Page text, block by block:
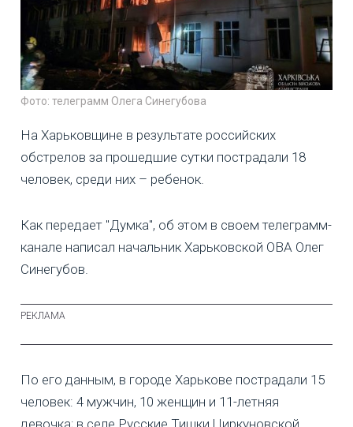
Фото: телеграмм Олега Синегубова
На Харьковщине в результате российских
обстрелов за прошедшие сутки пострадали 18
человек, среди них – ребенок.
Как передает "Думка", об этом в своем телеграмм-
канале написал начальник Харьковской ОВА Олег
Синегубов.
По его данным, в городе Харькове пострадали 15
человек: 4 мужчин, 10 женщин и 11-летняя
девочка; в селе Русские Тишки Циркуновской